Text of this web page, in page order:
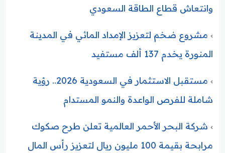
وانتعاش قطاع الطاقة السعودي
مشروع ضخم لتعزيز الإمداد المائي في المدينة
المنورة يخدم 137 ألف مستفيد
مستقبل الاستثمار في السعودية 2026.. رؤية
شاملة للفرص الواعدة والنمو المستدام
شركة البحر الأحمر العالمية تعلن طرح صكوك
مرابحة بقيمة 100 مليون ريال لتعزيز رأس المال